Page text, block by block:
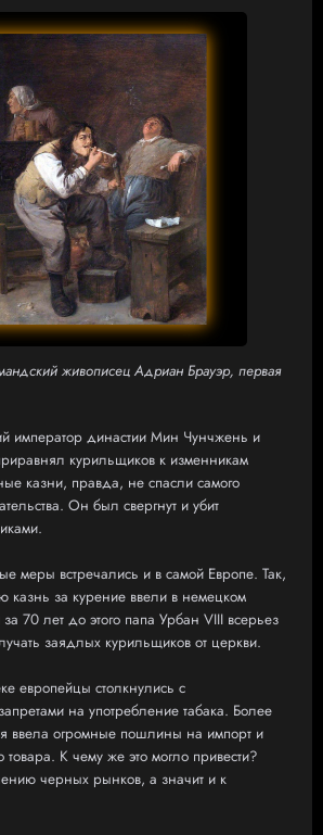
живописец Адриан Брауэр, первая
император династии Мин Чунчжень и
курильщиков к изменникам
казни, правда, не спасли самого
Он был свергнут и убит
меры встречались и в самой Европе. Так,
казнь за курение ввели в немецком
70 лет до этого папа Урбан VIII всерьез
заядлых курильщиков от церкви.
европейцы столкнулись с
на употребление табака. Более
ввела огромные пошлины на импорт и
товара. К чему же это могло привести?
черных рынков, а значит и к